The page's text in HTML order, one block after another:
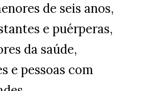
de seis anos,
e puérperas,
da saúde,
e pessoas com